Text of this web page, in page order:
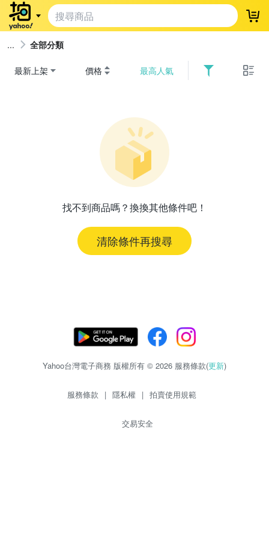
登
全部分類
最新上架 價格 最高人氣
找不到商品嗎？換換其他條件吧！
清除條件再搜尋
Yahoo台灣電子商務 版權所有 © 2026 服務條款(更新)
服務條款 | 隱私權 | 拍賣使用規範
交易安全